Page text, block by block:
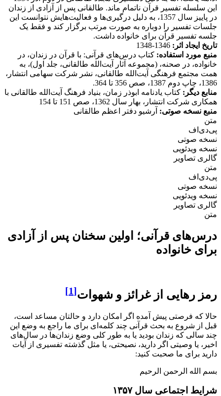
این سلسله تفسیر قرآن ناتمام ماند. طالقانی پس از آزادی از زندان
در پاییز سال 1357، به دلیل درگیری‌ها و فعالیت‌هایش نتوانست این
جلسات تفسیر را دوباره به صورت مرتب برگزار کند و فقط یک
جلسه تفسیر قرآن برای خانواده داشت.
تاریخ ایجاد اثر: 1346-1348
منبع مورد استفاده: کتاب درس‌های قرآنی: با قرآن در زندان، در
خانواده، در صحنه، (مجموعه آثار آیت‌الله طالقانی، جلد اول)، به
همت مجتمع فرهنگی آیت‌الله طالقانی، نشر شرکت سهامی انتشار،
1386، چاپ دوم 1387، صص 356 تا 364.
منابع دیگر: کتاب یادنامه ابوذر زمان، بنیاد فرهنگ آیت‌الله طالقانی با
همکاری شرکت انتشار، بهار سال 1362، صص 151 تا 154
منبع نسخه صوتی: آرشیو دفتر اعظم طالقانی
متن
پی‌دی‌اف
نسخه صوتی
نسخه ویدئویی
گالری تصاویر
متن
پی‌دی‌اف
نسخه صوتی
نسخه ویدئویی
گالری تصاویر
متن
درس‌های قرآنی؛ اولین سخنان پس از آزادی
برای خانواده
رمز رهایی از غرائز و شهوات[1]
حالا که فرصتی پیش آمده اگر امکان دارد و حالتان مساعد است،
قبل از شروع به بحث قرآنی چند کلمه‌ای برای ما راجع به وضع این
چند سالی که زندان بودید یا به طور کلی وضع زندان‌ها در سال‌های
اخیر، یا وصیتی اگر دارید، نصیحتی، یا مثل گذشته تفسیری از آیات
دارید برای ما صحبت کنید:
بسم الله الرحمن الرحيم
شرایط اجتماعی سال ۱۳۵۷